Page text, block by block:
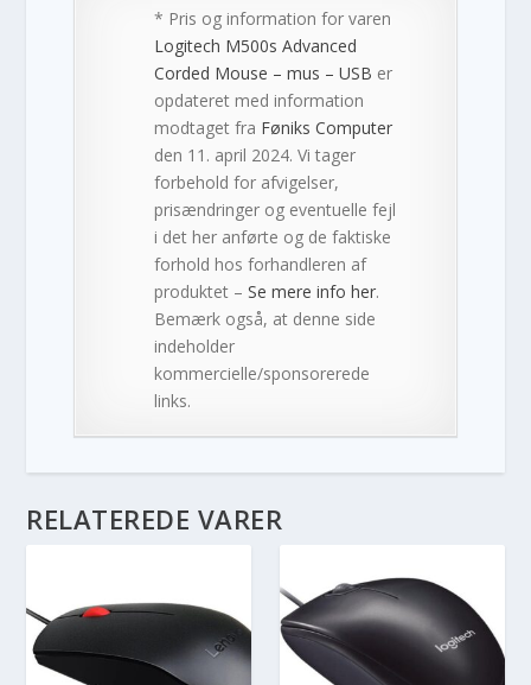
* Pris og information for varen
Logitech M500s Advanced
Corded Mouse – mus – USB er
opdateret med information
modtaget fra Føniks Computer
den 11. april 2024. Vi tager
forbehold for afvigelser,
prisændringer og eventuelle fejl
i det her anførte og de faktiske
forhold hos forhandleren af
produktet –Se mere info her.
Bemærk også, at denne side
indeholder
kommercielle/sponsorerede
links.
RELATEREDE VARER